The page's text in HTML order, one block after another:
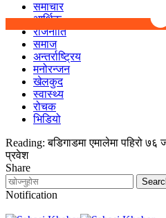
समाचार
आर्थिक
राजनीति
समाज
अन्तर्राष्ट्रिय
मनोरन्जन
खेलकुद
स्वास्थ्य
रोचक
भिडियो
Reading: बडिगाडमा एमालेमा पहिरो ७६
प्रवेश
Share
Notification